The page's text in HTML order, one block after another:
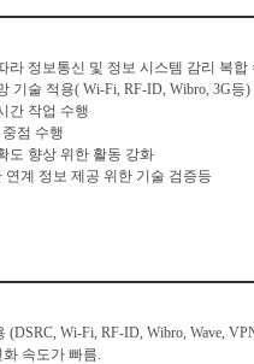
라 정보통신 및 정보 시스템 감리 복합
기술 적용( Wi-Fi, RF-ID, Wibro, 3G등)
간 작업 수행
점 수행
도 향상 위한 활동 강화
연계 정보 제공 위한 기술 검증등
(DSRC, Wi-Fi, RF-ID, Wibro, Wave,
속도가 빠름.